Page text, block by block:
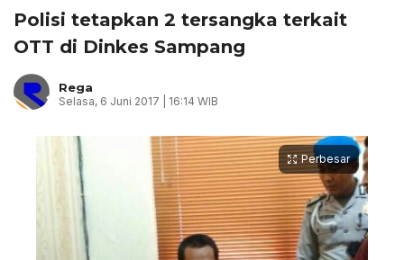
Polisi tetapkan 2 tersangka terkait
OTT di Dinkes Sampang
Rega
Selasa, 6 Juni 2017 | 16:14 WIB
Perbesar